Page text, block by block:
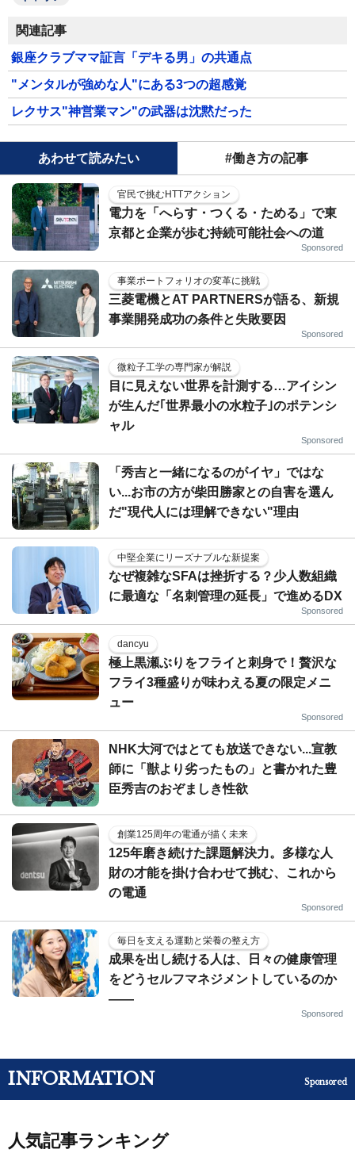
関連記事
銀座クラブママ証言「デキる男」の共通点
"メンタルが強めな人"にある3つの超感覚
レクサス"神営業マン"の武器は沈黙だった
あわせて読みたい #働き方の記事
官民で挑むHTTアクション
電力を「へらす・つくる・ためる」で東
京都と企業が歩む持続可能社会への道
Sponsored
事業ポートフォリオの変革に挑戦
三菱電機とAT PARTNERSが語る、新規
事業開発成功の条件と失敗要因
Sponsored
微粒子工学の専門家が解説
目に見えない世界を計測する…アイシン
が生んだ｢世界最小の水粒子｣のポテンシ
ャル
Sponsored
「秀吉と一緒になるのがイヤ」ではな
い...お市の方が柴田勝家との自害を選ん
だ"現代人には理解できない"理由
中堅企業にリーズナブルな新提案
なぜ複雑なSFAは挫折する？少人数組織
に最適な「名刺管理の延長」で進めるDX
Sponsored
dancyu
極上黒瀬ぶりをフライと刺身で！贅沢な
フライ3種盛りが味わえる夏の限定メニ
ュー
Sponsored
NHK大河ではとても放送できない...宣教
師に「獣より劣ったもの」と書かれた豊
臣秀吉のおぞましき性欲
創業125周年の電通が描く未来
125年磨き続けた課題解決力。多様な人
財の才能を掛け合わせて挑む、これから
の電通
Sponsored
毎日を支える運動と栄養の整え方
成果を出し続ける人は、日々の健康管理
をどうセルフマネジメントしているのか
——
Sponsored
INFORMATION Sponsored
人気記事ランキング